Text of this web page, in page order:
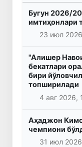
Бугун 2026/
имтиҳонлари
23 июл
"Алишер
бекатлари
бири
топширилади
4 авг 2026,
Аҳаджон
чемпиони
31 июл